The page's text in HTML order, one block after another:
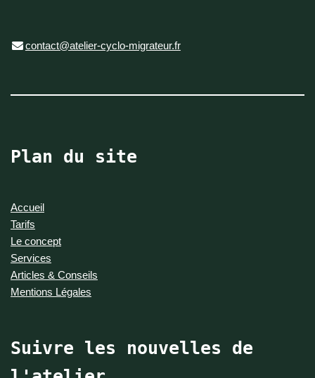
contact@atelier-cyclo-migrateur.fr
Plan du site
Accueil
Tarifs
Le concept
Services
Articles & Conseils
Mentions Légales
Suivre les nouvelles de